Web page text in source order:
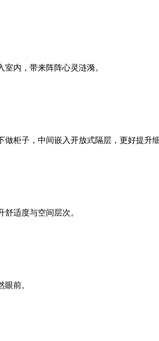
内，带来阵阵心灵涟漪。
柜子，中间嵌入开放式隔层，更好提升细
适度与空间层次。
前。